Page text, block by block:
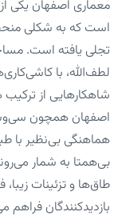
معماری اصفهان یکی
است که به شکلی
تجلی یافته است.
لطف‌الله، با
شاهکارهایی از
اصفهان همچون
هماهنگی بی‌نظیر با
بی‌همتا به شمار
طاق‌ها و تزئینات
بازدیدکنندگان فراهم